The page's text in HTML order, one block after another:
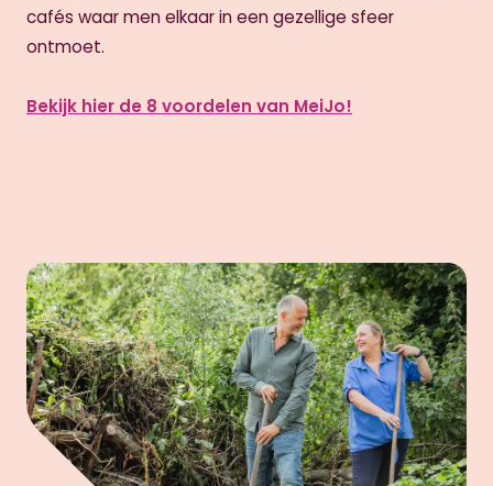
cafés waar men elkaar in een gezellige sfeer
ontmoet.
Bekijk hier de 8 voordelen van MeiJo!